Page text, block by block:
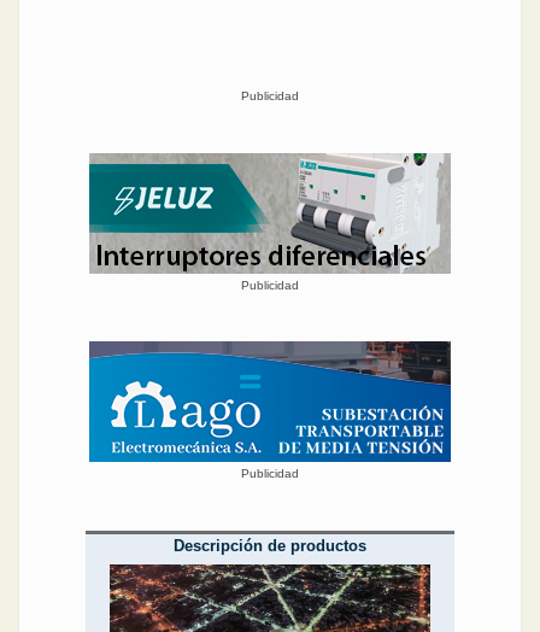
Publicidad
Publicidad
Publicidad
Descripción de productos